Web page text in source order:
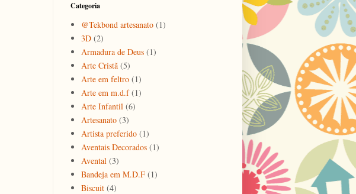
Categoria
@Tekbond artesanato (1)
3D (2)
Armadura de Deus (1)
Arte Cristã (5)
Arte em feltro (1)
Arte em m.d.f (1)
Arte Infantil (6)
Artesanato (3)
Artista preferido (1)
Aventais Decorados (1)
Avental (3)
Bandeja em M.D.F (1)
Biscuit (4)